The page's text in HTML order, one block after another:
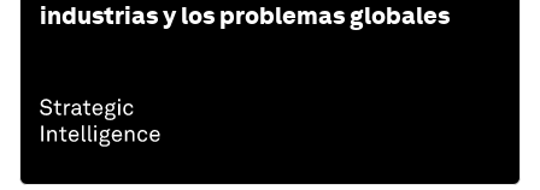
industrias y los problemas globales